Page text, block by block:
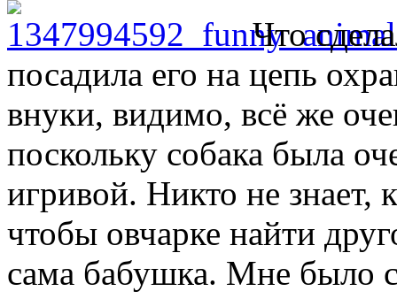
Что
посадила его на цепь
внуки, видимо, всё же
поскольку собака была
игривой. Никто не знает,
чтобы овчарке найти
сама бабушка. Мне было